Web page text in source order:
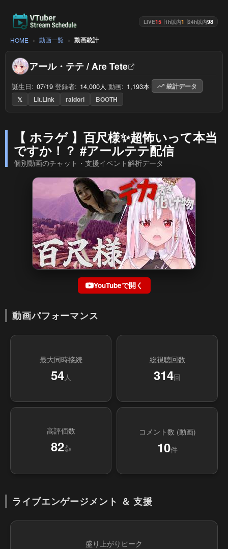
LIVE15 1h以内1 24h以内98
HOME 動画一覧 動画統計
アール・テテ / Are Tete
誕生日: 07/19 登録者: 14,000人 動画: 1,193本
統計データ
𝕏
Lit.Link raidori BOOTH
【 ホラゲ 】百尺様✨超怖いって本当
ですか！？ #アールテテ配信
個別動画のチャット・支援イベント解析データ
YouTubeで開く
動画パフォーマンス
最大同時接続
54人
総視聴回数
314回
高評価数
82👍
コメント数 (動画)
10件
ライブエンゲージメント ＆ 支援
盛り上がりピーク